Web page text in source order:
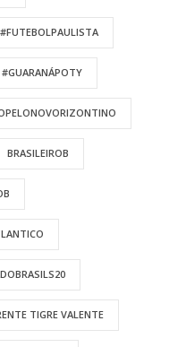
#FUTEBOLPAULISTA
#GUARANÁPOTY
BRASILEIROB
TIGRE VALENTE